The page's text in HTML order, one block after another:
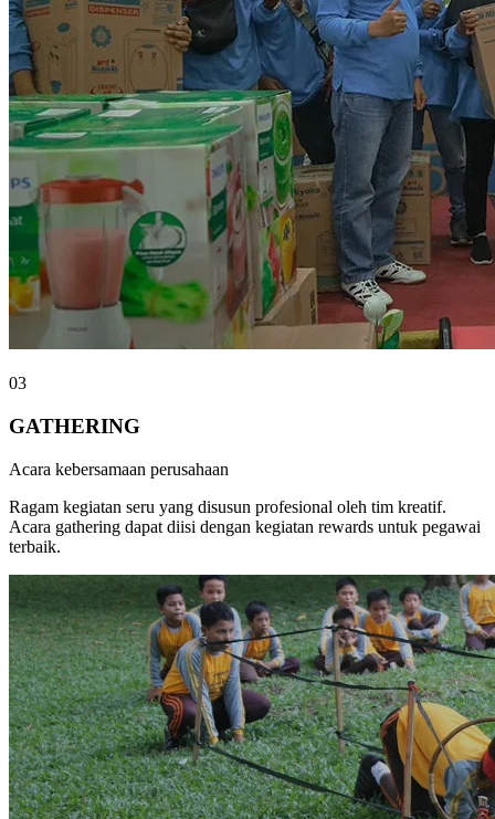
03
GATHERING
Acara kebersamaan perusahaan
Ragam kegiatan seru yang disusun profesional oleh tim kreatif.
Acara gathering dapat diisi dengan kegiatan rewards untuk pegawai
terbaik.